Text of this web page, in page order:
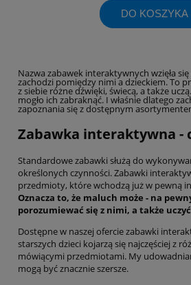
DO KOSZYKA
Nazwa zabawek interaktywnych wzięła
zachodzi pomiędzy nimi a dzieckiem. To
z siebie różne dźwięki, świecą, a także
mogło ich zabraknąć. I właśnie dlatego
zapoznania się z dostępnym
Zabawka interaktywna -
Standardowe zabawki służą do
określonych czynności. Zabawki
przedmioty, które wchodzą już w pewną
Oznacza to, że maluch może - na
porozumiewać się z nimi, a także
Dostępne w naszej ofercie zabawki
starszych dzieci kojarzą się najczęściej z
mówiącymi przedmiotami. My
mogą być znacznie szersze.